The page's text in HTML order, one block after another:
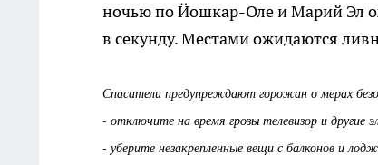
ночью по Йошкар-Оле и Марий Эл
в секунду. Местами ожидаются
Спасатели предупреждают горожан о мерах
- отключите на время грозы телевизор и другие
- уберите незакрепленные вещи с балконов и